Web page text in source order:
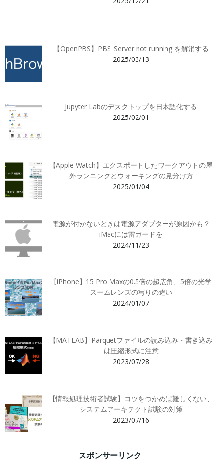
【OpenPBS】PBS_Server not running を解消する
2025/03/13
Jupyter Labのデスクトップを日本語化する
2025/02/01
【Apple Watch】エクスポートしたワークアウトの屋
外ランニングとウォーキングの見分け方
2025/01/04
電源が付かないときは電源アダプターが原因かも？
iMacには雷ガードを
2024/11/23
【iPhone】15 Pro Maxの0.5倍の超広角、5倍の光学
ズームレンズの写りの違い
2024/01/07
【MATLAB】Parquetファイルの読み込み・書き込み
は圧縮形式に注意
2023/07/28
【情報処理技術者試験】コツをつかめば難しくない、
システムアーキテクト試験の対策
2023/07/16
スポンサーリンク